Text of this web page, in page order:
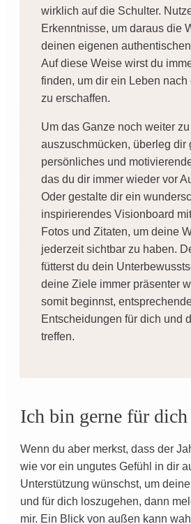
wirklich auf die Schulter.
Erkenntnisse, um daraus die
deinen eigenen
Auf diese Weise wirst du
finden, um dir ein Leben nach
zu erschaffen.
Um das Ganze noch weiter
auszuschmücken, überleg dir
persönliches und
das du dir immer wieder vor
Oder gestalte dir ein
inspirierendes Visionboard
Fotos und Zitaten, um deine
jederzeit sichtbar zu haben.
fütterst du dein
deine Ziele immer präsenter
somit beginnst,
Entscheidungen für dich und
treffen.
Ich bin gerne für dich
Wenn du aber merkst, dass der
wie vor ein ungutes Gefühl in dir
Unterstützung wünschst, um
und für dich loszugehen, dann
mir. Ein Blick von außen kann